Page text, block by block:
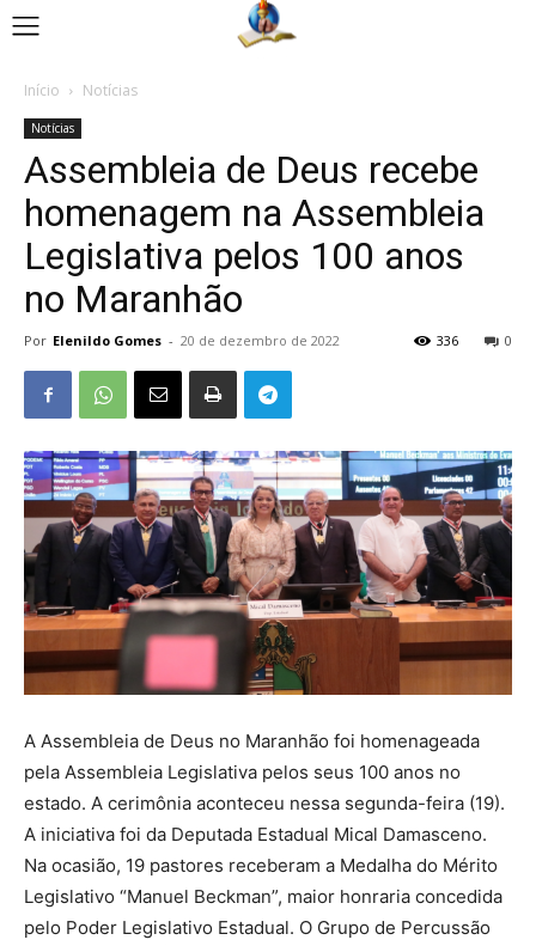
Início Notícias
Notícias
Assembleia de Deus recebe
homenagem na Assembleia
Legislativa pelos 100 anos
no Maranhão
Por Elenildo Gomes - 20 de dezembro de 2022 0
336
A Assembleia de Deus no Maranhão foi homenageada
pela Assembleia Legislativa pelos seus 100 anos no
estado. A cerimônia aconteceu nessa segunda-feira (19).
A iniciativa foi da Deputada Estadual Mical Damasceno.
Na ocasião, 19 pastores receberam a Medalha do Mérito
Legislativo “Manuel Beckman”, maior honraria concedida
pelo Poder Legislativo Estadual. O Grupo de Percussão